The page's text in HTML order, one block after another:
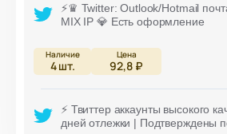
⚡️♛ Twitter: Outlook/Hotmail
MIX IP 💎 Есть оформление
4шт. 92,8 ₽
⚡️ Твиттер аккаунты высокого
дней отлежки |